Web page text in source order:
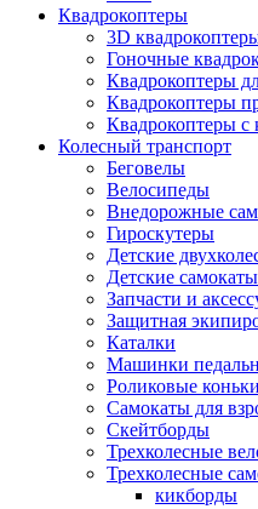
Квадрокоптеры
3D
Гоночные
Квадрокоптеры
Квадрокоптеры
Квадрокоптеры с
Колесный транспорт
Беговелы
Велосипеды
Внедорожные
Гироскутеры
Детские
Детские
Запчасти и
Защитная
Каталки
Машинки
Роликовые коньки
Самокаты для
Скейтборды
Трехколесные
Трехколесные
кикборды